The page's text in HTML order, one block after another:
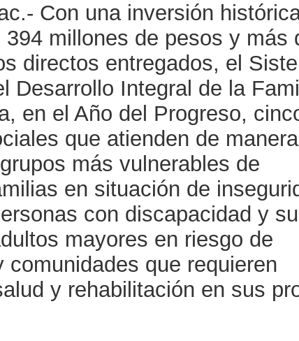
Con una inversión
millones de pesos y más
directos entregados, el
Desarrollo Integral de la
en el Año del Progreso,
que atienden de manera
más vulnerables de
en situación de
con discapacidad y
mayores en riesgo de
comunidades que requieren
y rehabilitación en sus